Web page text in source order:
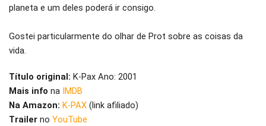
planeta e um deles poderá ir consigo.
Gostei particularmente do olhar de Prot sobre as coisas da
vida.
Título original: K-Pax Ano: 2001
Mais info na IMDB
Na Amazon: K-PAX (link afiliado)
Trailer no YouTube